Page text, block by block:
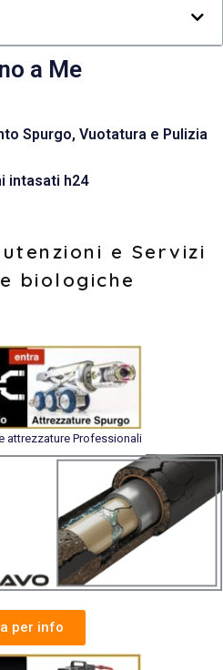
a Me
Spurgo, Vuotatura e Pulizia
intasati h24
e Servizi
biologiche
attrezzature Professionali
per info